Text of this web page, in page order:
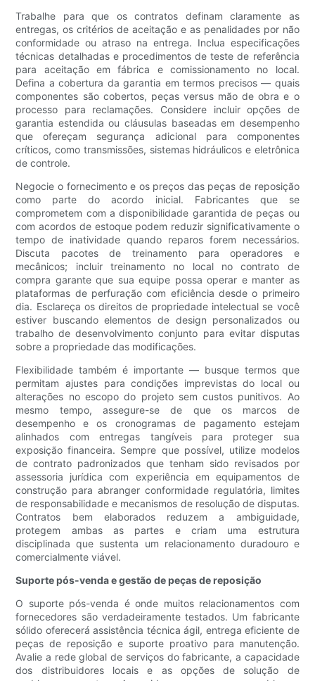
Trabalhe para que os contratos definam claramente as
entregas, os critérios de aceitação e as penalidades por não
conformidade ou atraso na entrega. Inclua especificações
técnicas detalhadas e procedimentos de teste de referência
para aceitação em fábrica e comissionamento no local.
Defina a cobertura da garantia em termos precisos — quais
componentes são cobertos, peças versus mão de obra e o
processo para reclamações. Considere incluir opções de
garantia estendida ou cláusulas baseadas em desempenho
que ofereçam segurança adicional para componentes
críticos, como transmissões, sistemas hidráulicos e eletrônica
de controle.
Negocie o fornecimento e os preços das peças de reposição
como parte do acordo inicial. Fabricantes que se
comprometem com a disponibilidade garantida de peças ou
com acordos de estoque podem reduzir significativamente o
tempo de inatividade quando reparos forem necessários.
Discuta pacotes de treinamento para operadores e
mecânicos; incluir treinamento no local no contrato de
compra garante que sua equipe possa operar e manter as
plataformas de perfuração com eficiência desde o primeiro
dia. Esclareça os direitos de propriedade intelectual se você
estiver buscando elementos de design personalizados ou
trabalho de desenvolvimento conjunto para evitar disputas
sobre a propriedade das modificações.
Flexibilidade também é importante — busque termos que
permitam ajustes para condições imprevistas do local ou
alterações no escopo do projeto sem custos punitivos. Ao
mesmo tempo, assegure-se de que os marcos de
desempenho e os cronogramas de pagamento estejam
alinhados com entregas tangíveis para proteger sua
exposição financeira. Sempre que possível, utilize modelos
de contrato padronizados que tenham sido revisados ​​por
assessoria jurídica com experiência em equipamentos de
construção para abranger conformidade regulatória, limites
de responsabilidade e mecanismos de resolução de disputas.
Contratos bem elaborados reduzem a ambiguidade,
protegem ambas as partes e criam uma estrutura
disciplinada que sustenta um relacionamento duradouro e
comercialmente viável.
Suporte pós-venda e gestão de peças de reposição
O suporte pós-venda é onde muitos relacionamentos com
fornecedores são verdadeiramente testados. Um fabricante
sólido oferecerá assistência técnica ágil, entrega eficiente de
peças de reposição e suporte proativo para manutenção.
Avalie a rede global de serviços do fabricante, a capacidade
dos distribuidores locais e as opções de solução de